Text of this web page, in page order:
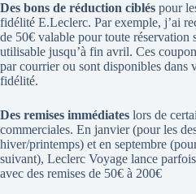
Des bons de réduction ciblés pour
fidélité E.Leclerc. Par exemple, j’ai
de 50€ valable pour toute réservation
utilisable jusqu’à fin avril. Ces
par courrier ou sont disponibles dans
fidélité.
Des remises immédiates lors de
commerciales. En janvier (pour les
hiver/printemps) et en septembre
suivant), Leclerc Voyage lance
avec des remises de 50€ à 200€